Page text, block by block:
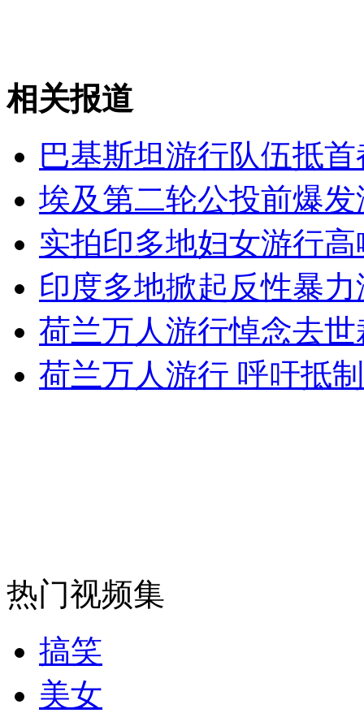
山西运城恶犬咬伤多人 警民合力深夜将其击毙
无痛分娩是否安全 医生回应
外交部：反对强权政治霸凌主义
外交部：有关国家言论片面不公正
消防员救轻生者 花炮节热闹非凡
纽约上演“枕头大战”
相关报道
巴基斯坦游行队伍抵
埃及第二轮公投前爆
实拍印多地妇女游行高
印度多地掀起反性暴
荷兰万人游行悼念去
荷兰万人游行 呼吁抵
热门视频集
搞笑
美女